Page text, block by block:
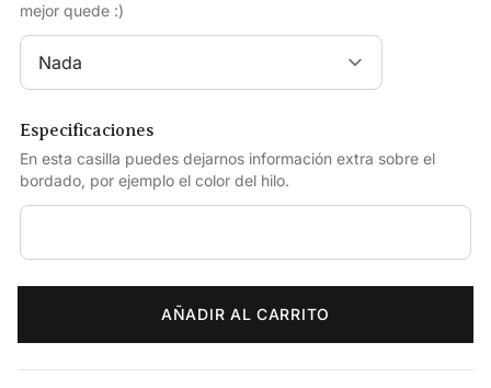
mejor quede :)
Especificaciones
En esta casilla puedes dejarnos información extra sobre el
bordado, por ejemplo el color del hilo.
AÑADIR AL CARRITO